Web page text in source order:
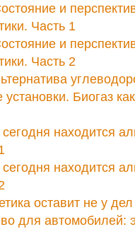
и
Часть 1
и
Часть 2
установки. Биогаз
находится
находится
оставит не у
для автомобилей: